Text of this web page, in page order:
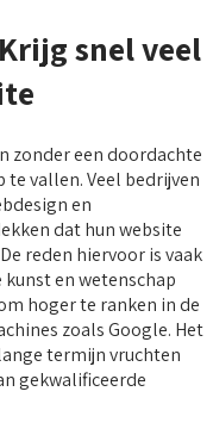
snel veel
zonder een doordachte
vallen. Veel bedrijven
en
dat hun website
reden hiervoor is vaak
kunst en wetenschap
hoger te ranken in de
zoals Google. Het
termijn vruchten
gekwalificeerde